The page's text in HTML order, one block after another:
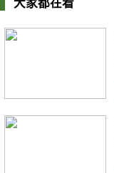
大家都在看